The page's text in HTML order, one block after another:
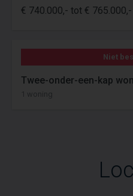
€ 740.000,- tot € 765.000,-
Niet
Twee-onder-een-kap
1 woning